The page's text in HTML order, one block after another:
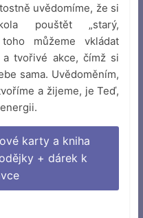
uvědomíme, že si
pouštět „starý,
můžeme vkládat
tvořivé akce, čímž si
sama. Uvědoměním,
a žijeme, je Teď,
karty a kniha
+ dárek k